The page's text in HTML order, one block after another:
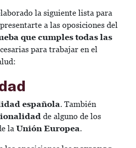
la siguiente lista para
a las oposiciones del
que cumples todas las
para trabajar en el
española. También
de alguno de los
la Unión Europea.